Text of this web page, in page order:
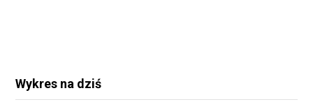
Wykres na dziś